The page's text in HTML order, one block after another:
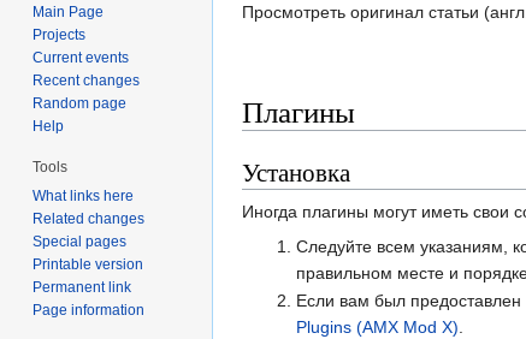
Просмотреть оригинал статьи
Плагины
Установка
Иногда плагины могут иметь свои
Следуйте всем указаниям,
правильном месте и
Если вам был
Plugins (AMX Mod X)
Main Page
Projects
Current events
Recent changes
Random page
Help
Tools
What links here
Related changes
Special pages
Printable version
Permanent link
Page information